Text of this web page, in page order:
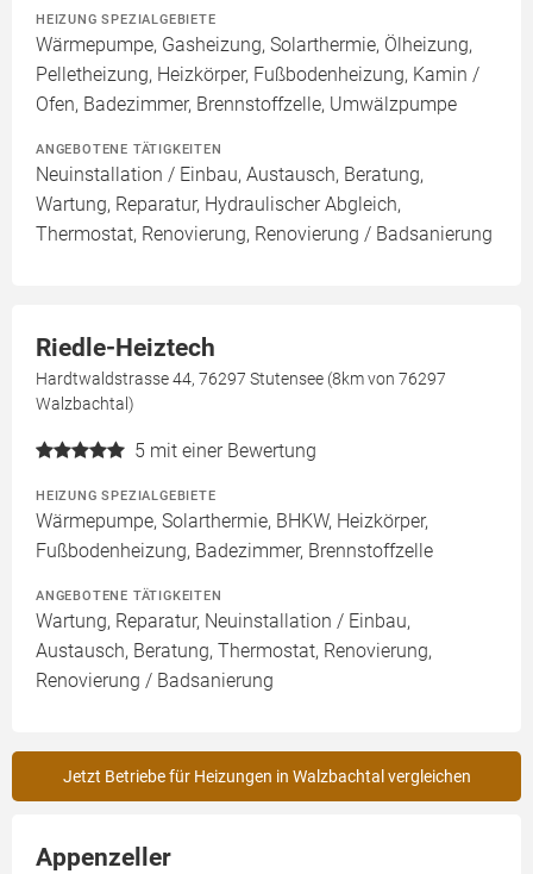
HEIZUNG SPEZIALGEBIETE
Wärmepumpe, Gasheizung, Solarthermie, Ölheizung,
Pelletheizung, Heizkörper, Fußbodenheizung, Kamin /
Ofen, Badezimmer, Brennstoffzelle, Umwälzpumpe
ANGEBOTENE TÄTIGKEITEN
Neuinstallation / Einbau, Austausch, Beratung,
Wartung, Reparatur, Hydraulischer Abgleich,
Thermostat, Renovierung, Renovierung / Badsanierung
Riedle-Heiztech
Hardtwaldstrasse 44, 76297 Stutensee (8km von 76297
Walzbachtal)
5 mit einer Bewertung
HEIZUNG SPEZIALGEBIETE
Wärmepumpe, Solarthermie, BHKW, Heizkörper,
Fußbodenheizung, Badezimmer, Brennstoffzelle
ANGEBOTENE TÄTIGKEITEN
Wartung, Reparatur, Neuinstallation / Einbau,
Austausch, Beratung, Thermostat, Renovierung,
Renovierung / Badsanierung
Jetzt Betriebe für Heizungen in Walzbachtal vergleichen
Appenzeller